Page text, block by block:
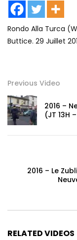
Rondo Alla Turca
Buttice. 29 Juillet
Previous Video
2016 –
(JT 13H
2016 – Le
RELATED VIDEOS